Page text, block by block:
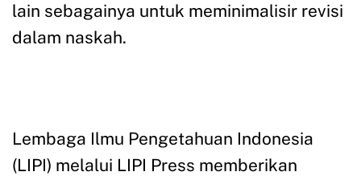
lain sebagainya untuk meminimalisir revisi
dalam naskah.
Lembaga Ilmu Pengetahuan Indonesia
(LIPI) melalui LIPI Press memberikan